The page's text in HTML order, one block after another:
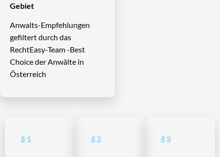
Gebiet
Anwalts-Empfehlungen
gefiltert durch das
RechtEasy-Team -Best
Choice der Anwälte in
Österreich